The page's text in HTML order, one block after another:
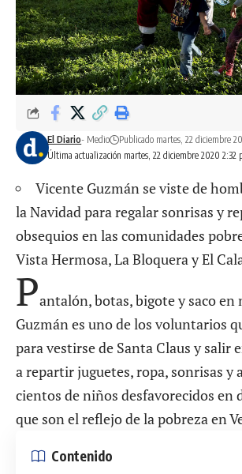
Última actualización martes, 22 diciembre 2020 2:32
El Diario- Medio Publicado martes, 22 diciembre
Vicente Guzmán se viste de
la Navidad para regalar sonrisas y
obsequios en las comunidades
Vista Hermosa, La Bloquera y El
Pantalón, botas, bigote y saco en
Guzmán es uno de los voluntarios
para vestirse de Santa Claus y salir
a repartir juguetes, ropa, sonrisas y
cientos de niños desfavorecidos en
que son el reflejo de la pobreza en
Contenido